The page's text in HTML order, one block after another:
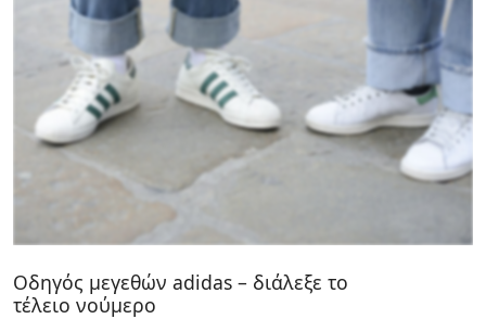
Οδηγός μεγεθών adidas – διάλεξε το
τέλειο νούμερο